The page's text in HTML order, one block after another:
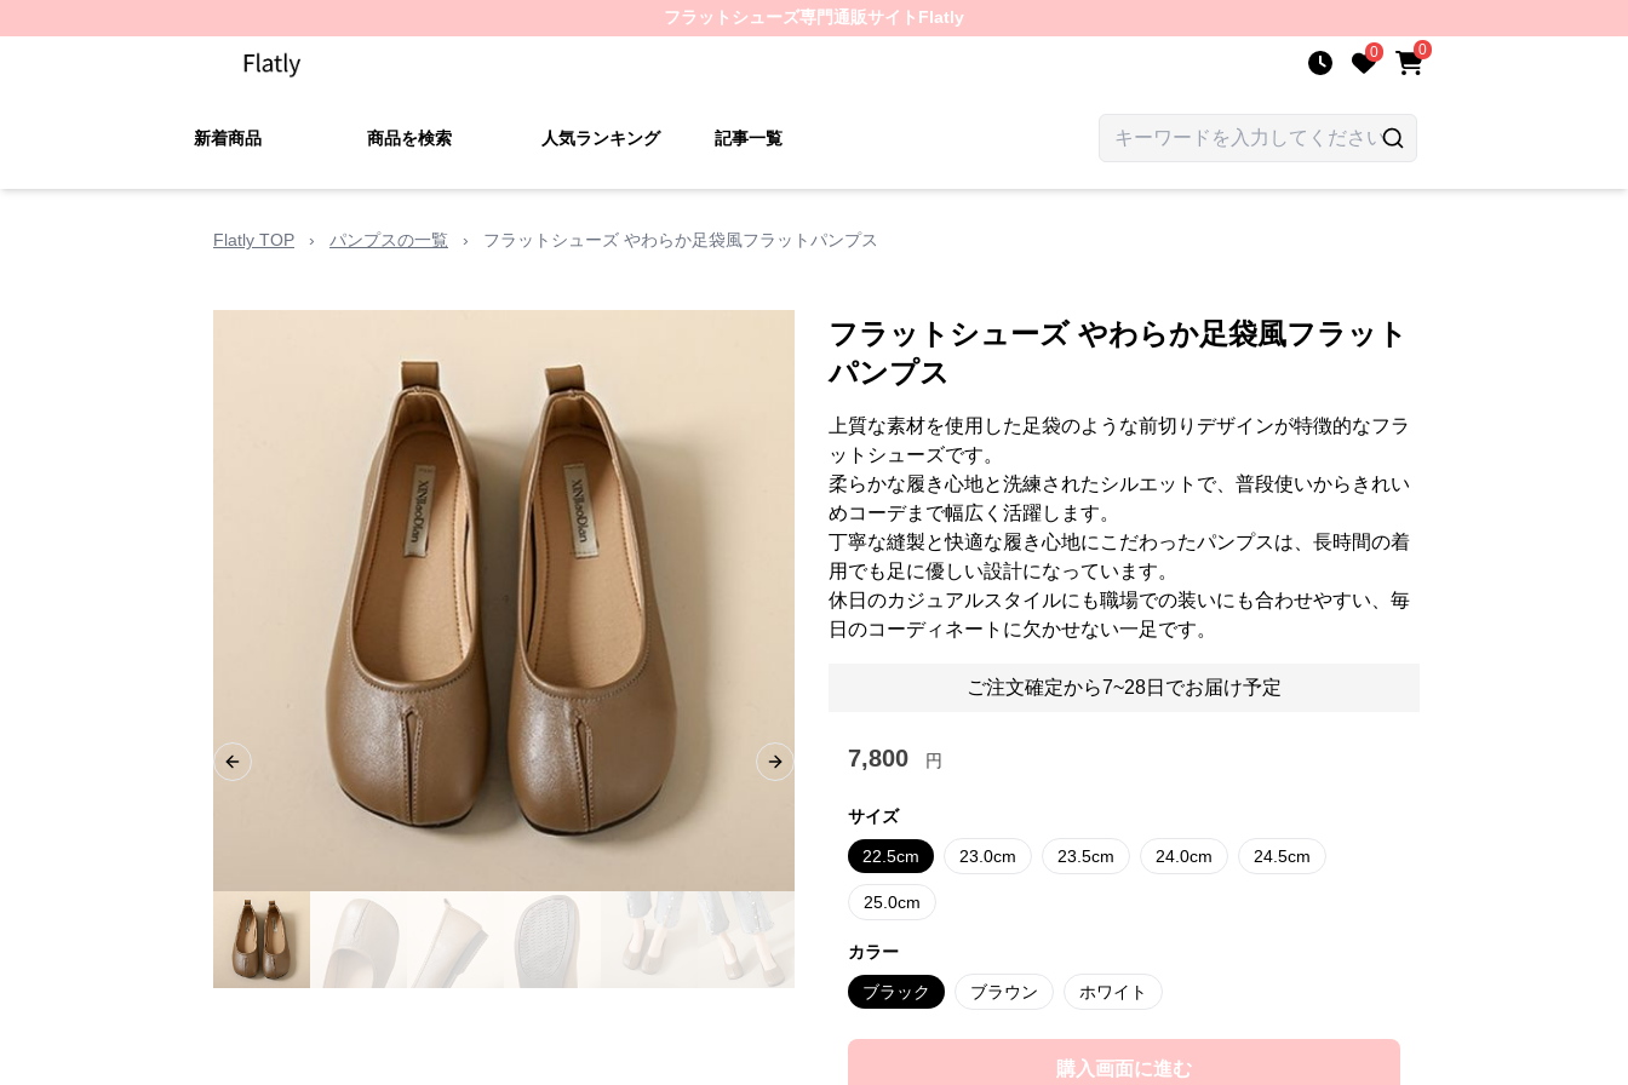
フラットシューズ専門通販サイト Flatly
0 0
新着商品 商品を検索 人気ランキング 記事一覧
Flatly TOP › パンプスの一覧 › フラットシューズ やわらか足袋風フラットパンプス
Previous slide Next slide
フラットシューズ やわらか足袋風フラット
パンプス
上質な素材を使用した足袋のような前切りデザインが特徴的なフラ
ットシューズです。
柔らかな履き心地と洗練されたシルエットで、普段使いからきれい
めコーデまで幅広く活躍します。
丁寧な縫製と快適な履き心地にこだわったパンプスは、長時間の着
用でも足に優しい設計になっています。
休日のカジュアルスタイルにも職場での装いにも合わせやすい、毎
日のコーディネートに欠かせない一足です。
ご注文確定から7~28日でお届け予定
7,800 円
サイズ
22.5cm 23.0cm 23.5cm 24.0cm 24.5cm
25.0cm
カラー
ブラック ブラウン ホワイト
購入画面に進む